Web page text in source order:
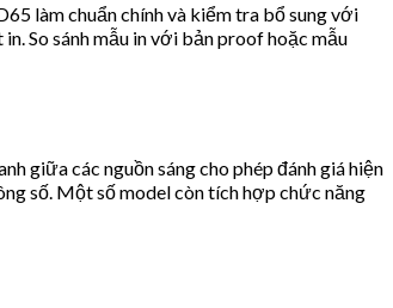
làm chuẩn chính và kiểm tra bổ sung với
So sánh mẫu in với bản proof hoặc mẫu
giữa các nguồn sáng cho phép đánh giá hiện
số. Một số model còn tích hợp chức năng